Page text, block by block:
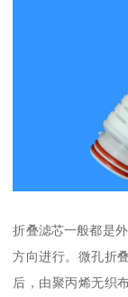
折叠滤芯一般都是
方向进行。微孔折
后，由聚丙烯无织